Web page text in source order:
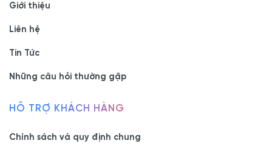
Giới thiệu
Liên hệ
Tin Tức
Những câu hỏi thường gặp
HỖ TRỢ KHÁCH HÀNG
Chính sách và quy định chung